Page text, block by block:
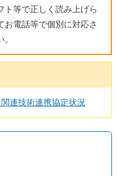
ト等で正しく読み上げら
お電話等で個別に対応さ
連技術連携協定状況